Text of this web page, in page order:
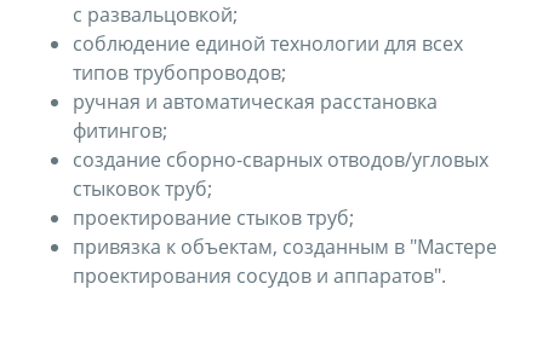
с развальцовкой;
соблюдение единой технологии для всех
типов трубопроводов;
ручная и автоматическая расстановка
фитингов;
создание сборно-сварных отводов/угловых
стыковок труб;
проектирование стыков труб;
привязка к объектам, созданным в "Мастере
проектирования сосудов и аппаратов".